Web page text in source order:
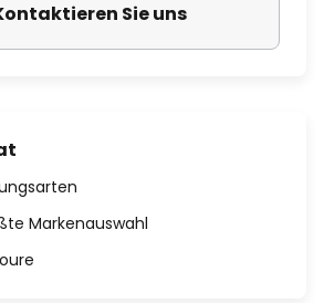
Sie uns
Markenauswahl